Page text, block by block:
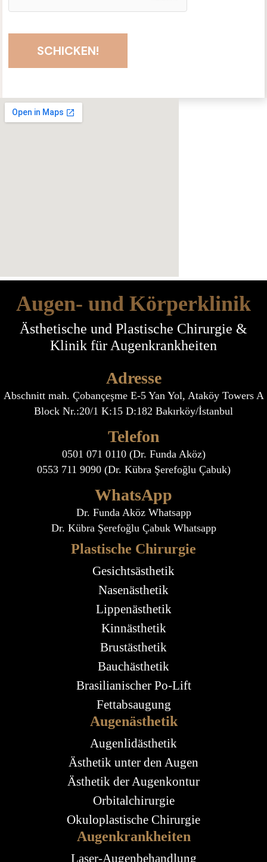
SCHICKEN!
Augen- und Körperklinik
Ästhetische und Plastische Chirurgie &
Klinik für Augenkrankheiten
Adresse
Abschnitt mah. Çobançeşme E-5 Yan Yol, Ataköy Towers A
Block Nr.:20/1 K:15 D:182 Bakırköy/İstanbul
Telefon
0501 071 0110 (Dr. Funda Aköz)
0553 711 9090 (Dr. Kübra Şerefoğlu Çabuk)
WhatsApp
Dr. Funda Aköz Whatsapp
Dr. Kübra Şerefoğlu Çabuk Whatsapp
Plastische Chirurgie
Gesichtsästhetik
Nasenästhetik
Lippenästhetik
Kinnästhetik
Brustästhetik
Bauchästhetik
Brasilianischer Po-Lift
Fettabsaugung
Augenästhetik
Augenlidästhetik
Ästhetik unter den Augen
Ästhetik der Augenkontur
Orbitalchirurgie
Okuloplastische Chirurgie
Augenkrankheiten
Laser-Augenbehandlung